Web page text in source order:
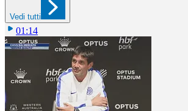
Vedi tutti
01:14